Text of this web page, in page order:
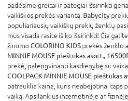
padėsime greitai ir patogiai išsirinkti
vaikiškos prekės variantą. Babycity
populiariausių vaikiškų prekių ženklų
mus visada rasite iš ko išsirinkti! Čia
žinomoCOLORINO KIDS prekės ženklo
MINNIE MOUSE pieštukas asort.,
prekė, palengvinanti kasdienybę su
COOLPACK MINNIE MOUSE pieštukas
patrauklia kaina, kuris neabejotinai taps
vaiką. Apsilankius internetinėje ar